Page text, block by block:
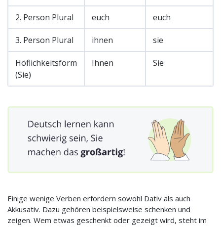
2. Person Plural euch euch
3. Person Plural ihnen sie
Höflichkeitsform
(Sie)
Ihnen Sie
Einige wenige Verben erfordern sowohl Dativ als auch
Akkusativ. Dazu gehören beispielsweise schenken und
zeigen. Wem etwas geschenkt oder gezeigt wird, steht im